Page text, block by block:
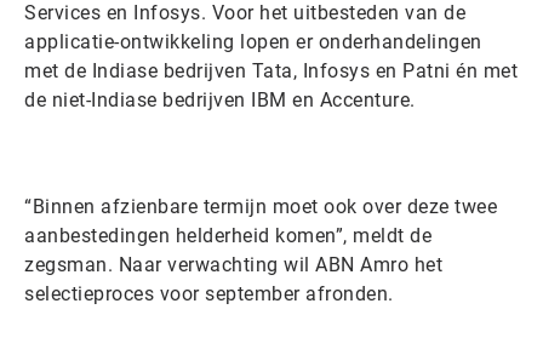
Services en Infosys. Voor het uitbesteden van de
applicatie-ontwikkeling lopen er onderhandelingen
met de Indiase bedrijven Tata, Infosys en Patni én met
de niet-Indiase bedrijven IBM en Accenture.
“Binnen afzienbare termijn moet ook over deze twee
aanbestedingen helderheid komen”, meldt de
zegsman. Naar verwachting wil ABN Amro het
selectieproces voor september afronden.